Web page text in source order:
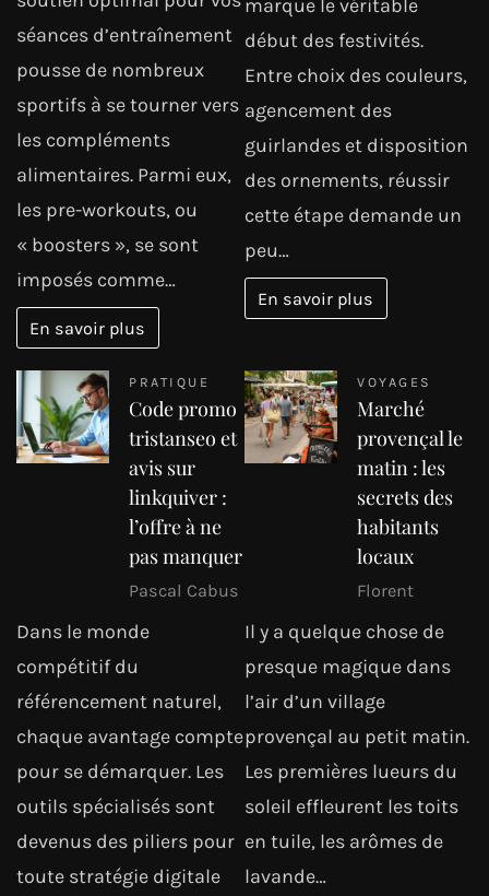
séances d’entraînement
pousse de nombreux
sportifs à se tourner vers
les compléments
alimentaires. Parmi eux,
les pre-workouts, ou
« boosters », se sont
imposés comme…
En savoir plus
marque le véritable
début des festivités.
Entre choix des couleurs,
agencement des
guirlandes et disposition
des ornements, réussir
cette étape demande un
peu…
En savoir plus
PRATIQUE
Code promo
tristanseo et
avis sur
linkquiver :
l’offre à ne
pas manquer
Pascal Cabus
Dans le monde
compétitif du
référencement naturel,
chaque avantage compte
pour se démarquer. Les
outils spécialisés sont
devenus des piliers pour
toute stratégie digitale
VOYAGES
Marché
provençal le
matin : les
secrets des
habitants
locaux
Florent
Il y a quelque chose de
presque magique dans
l’air d’un village
provençal au petit matin.
Les premières lueurs du
soleil effleurent les toits
en tuile, les arômes de
lavande…